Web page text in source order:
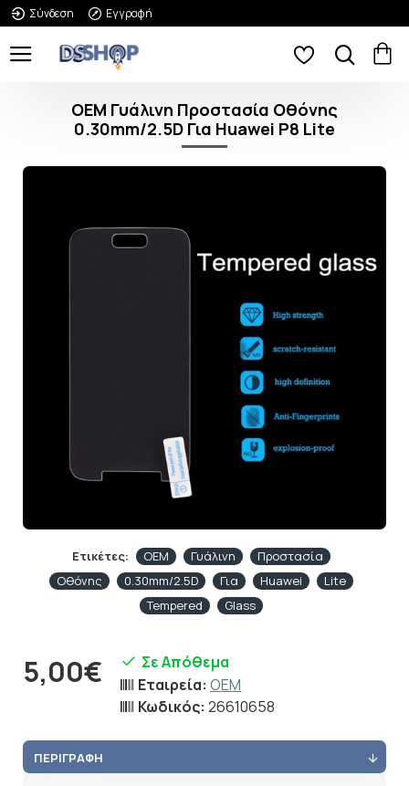
Σύνδεση Εγγραφή
OEM Γυάλινη Προστασία Οθόνης
0.30mm/2.5D Για Huawei P8 Lite
Ετικέτες: OEM Γυάλινη
Προστασία
Οθόνης
0.30mm/2.5D Για Huawei
Lite
Tempered
Glass
5,00€
Σε Απόθεμα
Εταιρεία: OEM
Κωδικός: 26610658
ΠΕΡΙΓΡΑΦΉ